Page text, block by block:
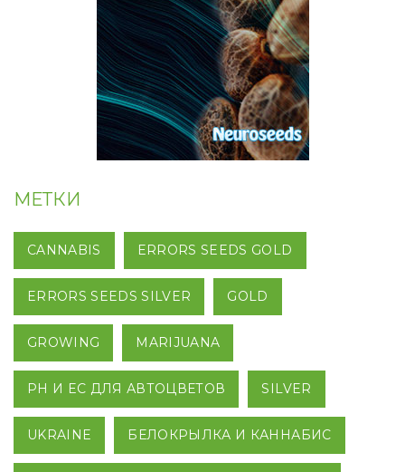
МЕТКИ
CANNABIS ERRORS SEEDS GOLD
ERRORS SEEDS SILVER GOLD
GROWING MARIJUANA
PH И EC ДЛЯ АВТОЦВЕТОВ SILVER
UKRAINE БЕЛОКРЫЛКА И КАННАБИС